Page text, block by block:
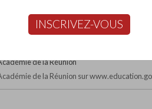
http://www.victimesdelavie.com/creai.htm
de la Réunion
de la Réunion sur
INSCRIVEZ-VOUS